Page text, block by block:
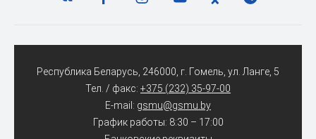
Республика Беларусь, 246000, г. Гомель, ул. Ланге, 5
Тел. / факс: +375 (232) 35-97-00
E-mail: gsmu@gsmu.by
График работы: 8:30 – 17:00